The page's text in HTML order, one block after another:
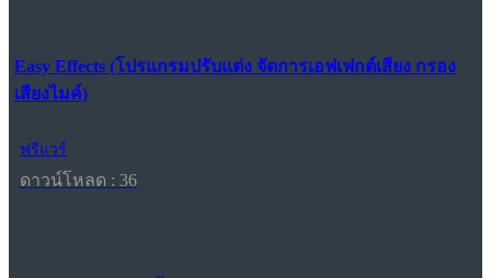
Easy Effects (โปรแกรมปรับแต่ง จัดการเอฟเฟกต์เสียง กรอง
เสียงไมค์)
ฟรีแวร์
ดาวน์โหลด : 36